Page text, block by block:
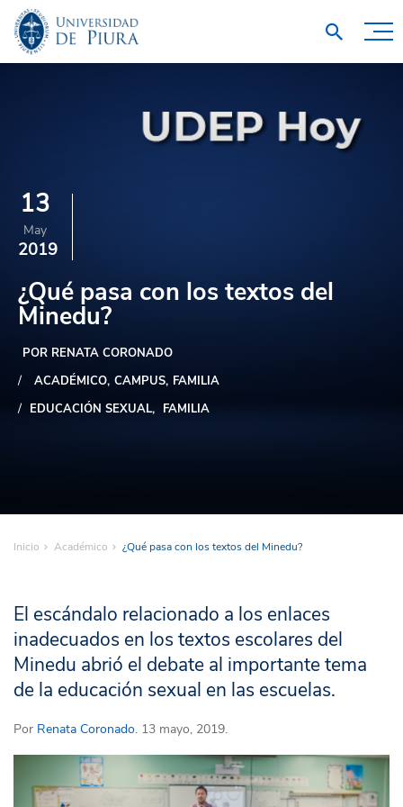
13
May
2019
¿Qué pasa con los textos del
Minedu?
POR RENATA CORONADO
ACADÉMICO CAMPUS FAMILIA
EDUCACIÓN SEXUAL
FAMILIA
Inicio Académico ¿Qué pasa con los textos del Minedu?
El escándalo relacionado a los enlaces
inadecuados en los textos escolares del
Minedu abrió el debate al importante tema
de la educación sexual en las escuelas.
Por Renata Coronado. 13 mayo, 2019.